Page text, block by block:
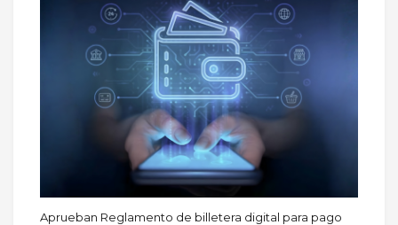
Aprueban Reglamento de billetera digital para pago